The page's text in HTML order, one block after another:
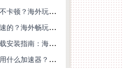
巴西怎么玩新笑傲江湖不卡顿？海外玩家国服游戏加速终极指南（附猫和老鼠一梦江湖实测）
英国打明日之后怎么提速的？海外畅玩国服游戏终极指南
足球世界国外加速器下载安装指南：海外党畅玩国服游戏的终极解决方案
国外玩合金弹头：觉醒用什么加速器？一份写给海外游子的畅玩指南